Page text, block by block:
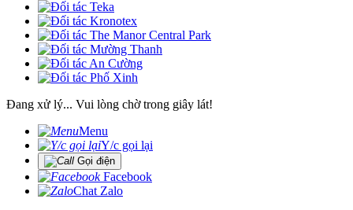
Đang xử lý... Vui lòng chờ trong giây lát!
Menu
Y/c gọi lại
Gọi điện
Facebook
Chat Zalo